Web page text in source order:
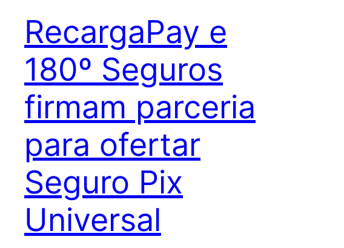
RecargaPay e
180º Seguros
firmam parceria
para ofertar
Seguro Pix
Universal